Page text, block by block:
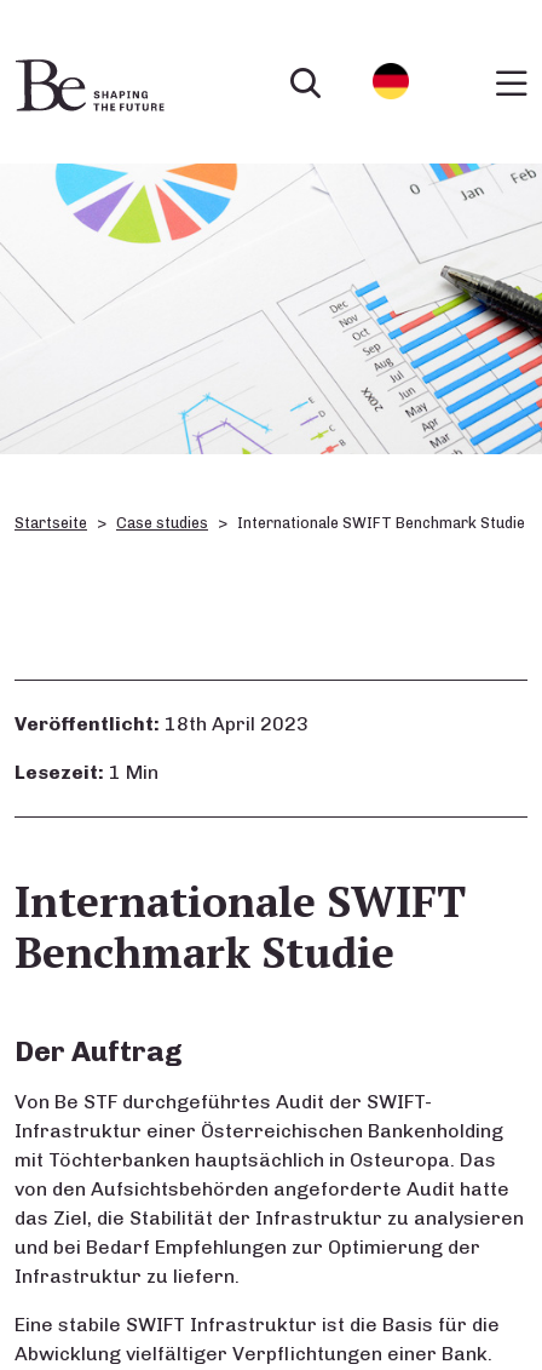
Startseite Case studies Internationale SWIFT Benchmark Studie
Veröffentlicht: 18th April 2023
Lesezeit: 1 Min
Internationale SWIFT
Benchmark Studie
Der Auftrag
Von Be STF durchgeführtes Audit der SWIFT-
Infrastruktur einer Österreichischen Bankenholding
mit Töchterbanken hauptsächlich in Osteuropa. Das
von den Aufsichtsbehörden angeforderte Audit hatte
das Ziel, die Stabilität der Infrastruktur zu analysieren
und bei Bedarf Empfehlungen zur Optimierung der
Infrastruktur zu liefern.
Eine stabile SWIFT Infrastruktur ist die Basis für die
Abwicklung vielfältiger Verpflichtungen einer Bank.